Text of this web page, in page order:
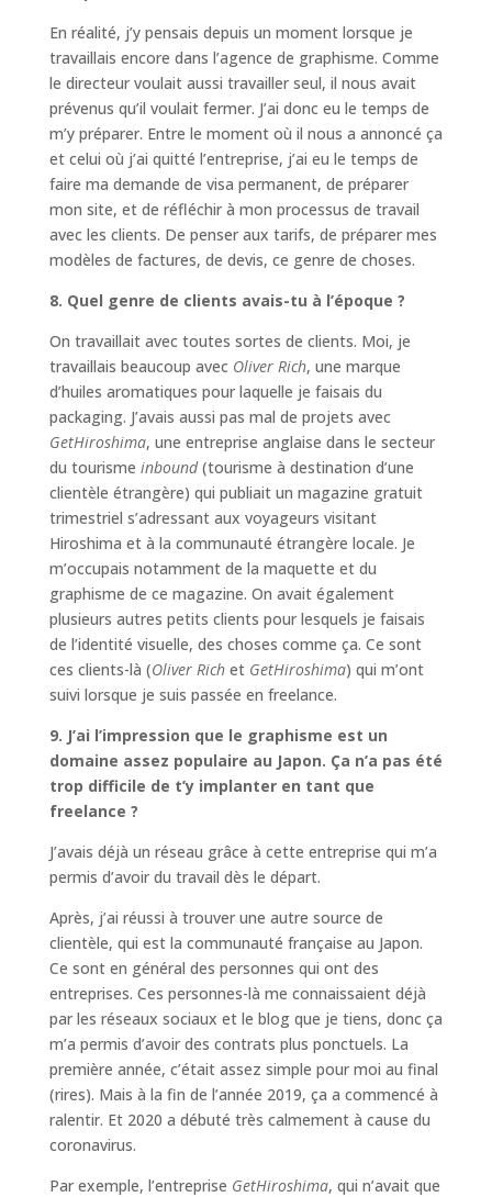
En réalité, j’y pensais depuis un moment lorsque je
travaillais encore dans l’agence de graphisme. Comme
le directeur voulait aussi travailler seul, il nous avait
prévenus qu’il voulait fermer. J’ai donc eu le temps de
m’y préparer. Entre le moment où il nous a annoncé ça
et celui où j’ai quitté l’entreprise, j’ai eu le temps de
faire ma demande de visa permanent, de préparer
mon site, et de réfléchir à mon processus de travail
avec les clients. De penser aux tarifs, de préparer mes
modèles de factures, de devis, ce genre de choses.
8. Quel genre de clients avais-tu à l’époque ?
On travaillait avec toutes sortes de clients. Moi, je
travaillais beaucoup avec Oliver Rich, une marque
d’huiles aromatiques pour laquelle je faisais du
packaging. J’avais aussi pas mal de projets avec
GetHiroshima, une entreprise anglaise dans le secteur
du tourisme inbound(tourisme à destination d’une
clientèle étrangère) qui publiait un magazine gratuit
trimestriel s’adressant aux voyageurs visitant
Hiroshima et à la communauté étrangère locale. Je
m’occupais notamment de la maquette et du
graphisme de ce magazine. On avait également
plusieurs autres petits clients pour lesquels je faisais
de l’identité visuelle, des choses comme ça. Ce sont
ces clients-là (Oliver Richet GetHiroshima) qui m’ont
suivi lorsque je suis passée en freelance.
9. J’ai l’impression que le graphisme est un
domaine assez populaire au Japon. Ça n’a pas été
trop difficile de t’y implanter en tant que
freelance ?
J’avais déjà un réseau grâce à cette entreprise qui m’a
permis d’avoir du travail dès le départ.
Après, j’ai réussi à trouver une autre source de
clientèle, qui est la communauté française au Japon.
Ce sont en général des personnes qui ont des
entreprises. Ces personnes-là me connaissaient déjà
par les réseaux sociaux et le blog que je tiens, donc ça
m’a permis d’avoir des contrats plus ponctuels. La
première année, c’était assez simple pour moi au final
(rires). Mais à la fin de l’année 2019, ça a commencé à
ralentir. Et 2020 a débuté très calmement à cause du
coronavirus.
Par exemple, l’entreprise GetHiroshima, qui n’avait que